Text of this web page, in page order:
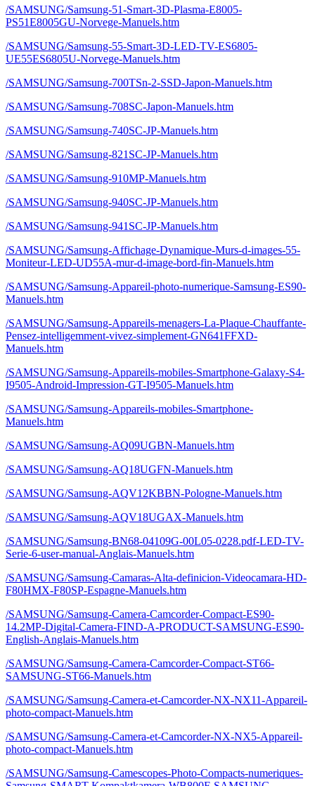
/SAMSUNG/Samsung-51-Smart-3D-Plasma-E8005-
PS51E8005GU-Norvege-Manuels.htm
/SAMSUNG/Samsung-55-Smart-3D-LED-TV-ES6805-
UE55ES6805U-Norvege-Manuels.htm
/SAMSUNG/Samsung-700TSn-2-SSD-Japon-Manuels.htm
/SAMSUNG/Samsung-708SC-Japon-Manuels.htm
/SAMSUNG/Samsung-740SC-JP-Manuels.htm
/SAMSUNG/Samsung-821SC-JP-Manuels.htm
/SAMSUNG/Samsung-910MP-Manuels.htm
/SAMSUNG/Samsung-940SC-JP-Manuels.htm
/SAMSUNG/Samsung-941SC-JP-Manuels.htm
/SAMSUNG/Samsung-Affichage-Dynamique-Murs-d-images-55-
Moniteur-LED-UD55A-mur-d-image-bord-fin-Manuels.htm
/SAMSUNG/Samsung-Appareil-photo-numerique-Samsung-ES90-
Manuels.htm
/SAMSUNG/Samsung-Appareils-menagers-La-Plaque-Chauffante-
Pensez-intelligemment-vivez-simplement-GN641FFXD-
Manuels.htm
/SAMSUNG/Samsung-Appareils-mobiles-Smartphone-Galaxy-S4-
I9505-Android-Impression-GT-I9505-Manuels.htm
/SAMSUNG/Samsung-Appareils-mobiles-Smartphone-
Manuels.htm
/SAMSUNG/Samsung-AQ09UGBN-Manuels.htm
/SAMSUNG/Samsung-AQ18UGFN-Manuels.htm
/SAMSUNG/Samsung-AQV12KBBN-Pologne-Manuels.htm
/SAMSUNG/Samsung-AQV18UGAX-Manuels.htm
/SAMSUNG/Samsung-BN68-04109G-00L05-0228.pdf-LED-TV-
Serie-6-user-manual-Anglais-Manuels.htm
/SAMSUNG/Samsung-Camaras-Alta-definicion-Videocamara-HD-
F80HMX-F80SP-Espagne-Manuels.htm
/SAMSUNG/Samsung-Camera-Camcorder-Compact-ES90-
14.2MP-Digital-Camera-FIND-A-PRODUCT-SAMSUNG-ES90-
English-Anglais-Manuels.htm
/SAMSUNG/Samsung-Camera-Camcorder-Compact-ST66-
SAMSUNG-ST66-Manuels.htm
/SAMSUNG/Samsung-Camera-et-Camcorder-NX-NX11-Appareil-
photo-compact-Manuels.htm
/SAMSUNG/Samsung-Camera-et-Camcorder-NX-NX5-Appareil-
photo-compact-Manuels.htm
/SAMSUNG/Samsung-Camescopes-Photo-Compacts-numeriques-